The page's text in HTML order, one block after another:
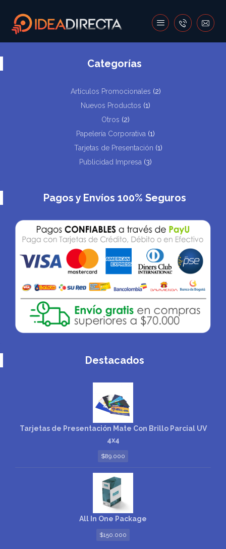
Buscar
Categorías
Artículos Promocionales (2)
Nuevos Productos (1)
Otros (2)
Papelería Corporativa (1)
Tarjetas de Presentación (1)
Publicidad Impresa (3)
Pagos y Envíos 100% Seguros
Destacados
Tarjetas de Presentación Mate Con Brillo Parcial UV
4x4
$89.000
All In One Package
$150.000